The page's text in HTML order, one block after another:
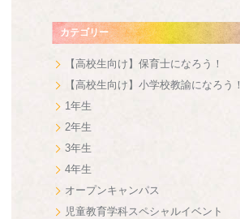
カテゴリー
【高校生向け】保育士になろう！
【高校生向け】小学校教諭になろう！
1年生
2年生
3年生
4年生
オープンキャンパス
児童教育学科スペシャルイベント